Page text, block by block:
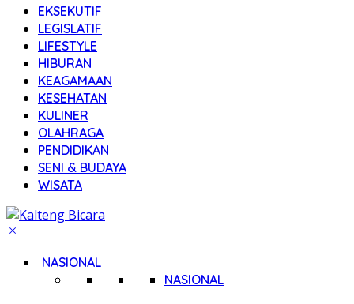
EKSEKUTIF
LEGISLATIF
LIFESTYLE
HIBURAN
KEAGAMAAN
KESEHATAN
KULINER
OLAHRAGA
PENDIDIKAN
SENI & BUDAYA
WISATA
NASIONAL
NASIONAL